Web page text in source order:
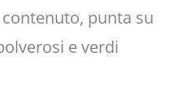
punta su
e verdi